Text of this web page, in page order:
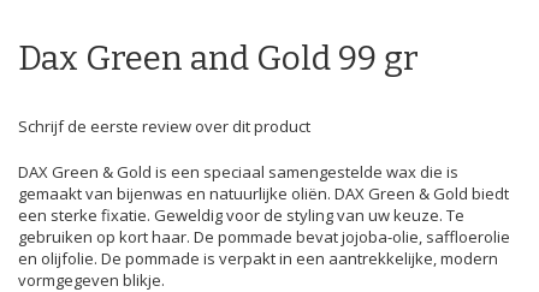
het
begin
afbeeldingen-
Dax Green and Gold 99 gr
Schrijf de eerste review over dit product
DAX Green & Gold is een speciaal samengestelde wax die is
gemaakt van bijenwas en natuurlijke oliën. DAX Green & Gold biedt
een sterke fixatie. Geweldig voor de styling van uw keuze. Te
gebruiken op kort haar. De pommade bevat jojoba-olie, saffloerolie
en olijfolie. De pommade is verpakt in een aantrekkelijke, modern
vormgegeven blikje.